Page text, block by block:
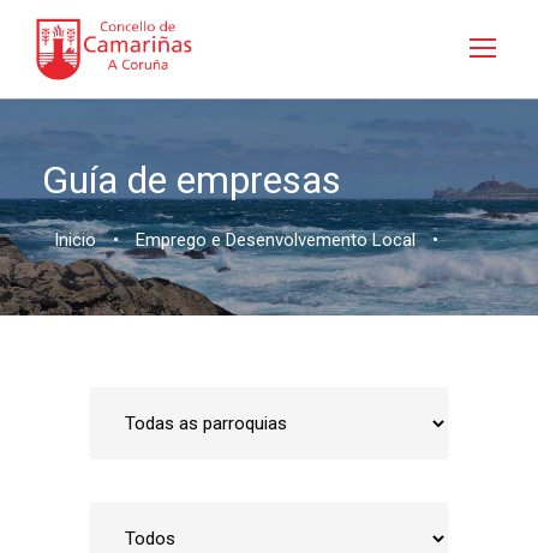
Guía de empresas
Inicio • Emprego e Desenvolvemento Local •